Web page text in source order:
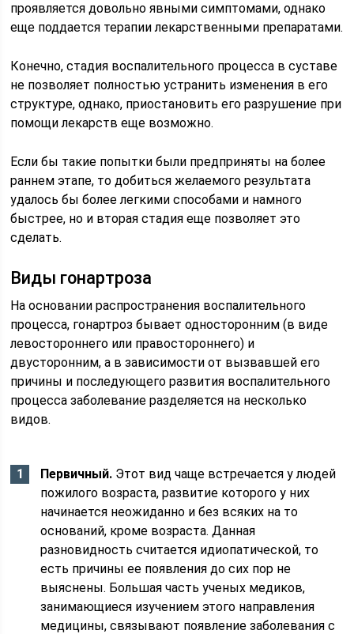
проявляется довольно явными симптомами, однако
еще поддается терапии лекарственными препаратами.
Конечно, стадия воспалительного процесса в суставе
не позволяет полностью устранить изменения в его
структуре, однако, приостановить его разрушение при
помощи лекарств еще возможно.
Если бы такие попытки были предприняты на более
раннем этапе, то добиться желаемого результата
удалось бы более легкими способами и намного
быстрее, но и вторая стадия еще позволяет это
сделать.
Виды гонартроза
На основании распространения воспалительного
процесса, гонартроз бывает односторонним (в виде
левостороннего или правостороннего) и
двусторонним, а в зависимости от вызвавшей его
причины и последующего развития воспалительного
процесса заболевание разделяется на несколько
видов.
Первичный. Этот вид чаще встречается у людей
пожилого возраста, развитие которого у них
начинается неожиданно и без всяких на то
оснований, кроме возраста. Данная
разновидность считается идиопатической, то
есть причины ее появления до сих пор не
выяснены. Большая часть ученых медиков,
занимающиеся изучением этого направления
медицины, связывают появление заболевания с